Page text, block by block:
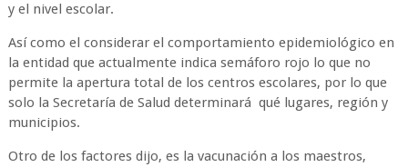
y el nivel escolar.
Así como el considerar el comportamiento epidemiológico en
la entidad que actualmente indica semáforo rojo lo que no
permite la apertura total de los centros escolares, por lo que
solo la Secretaría de Salud determinará qué lugares, región y
municipios.
Otro de los factores dijo, es la vacunación a los maestros,